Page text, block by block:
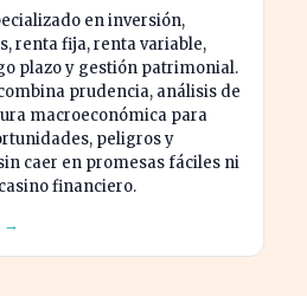
en inversión,
renta fija, renta variable,
plazo y gestión patrimonial.
prudencia, análisis de
macroeconómica para
peligros y
caer en promesas fáciles ni
financiero.
→